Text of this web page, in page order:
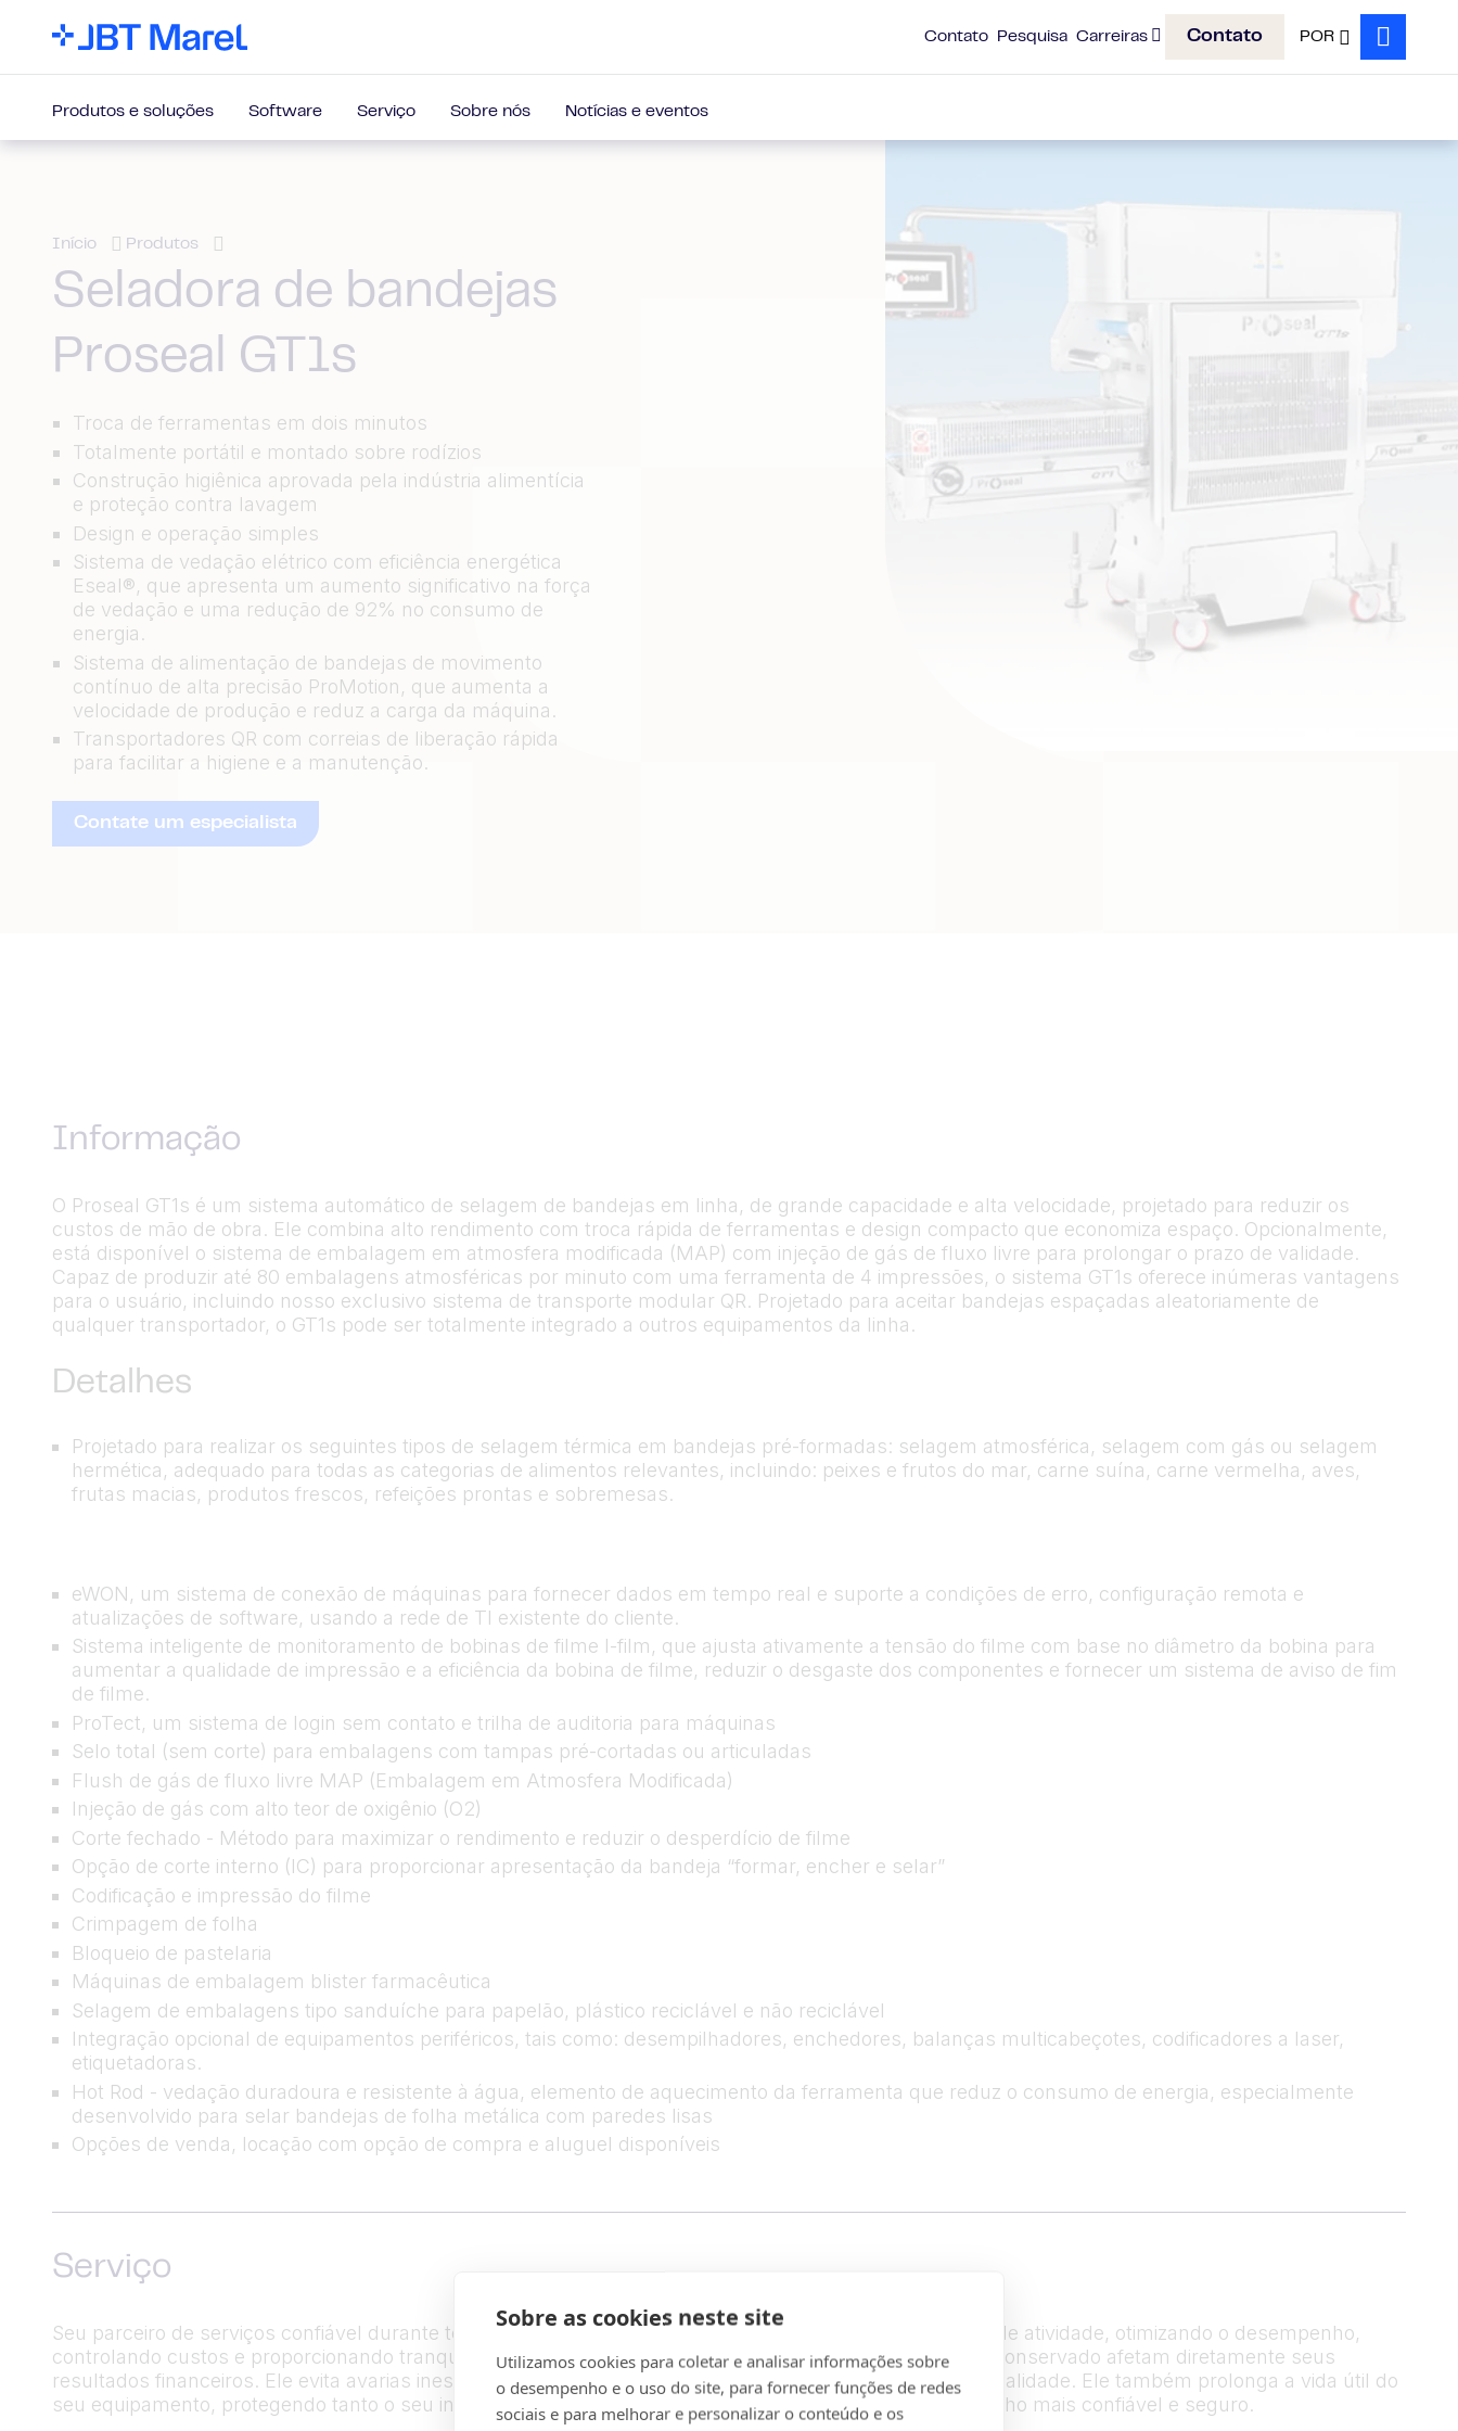
Sobre as cookies neste site
Utilizamos cookies para coletar e analisar informações sobre
o desempenho e o uso do site, para fornecer funções de redes
sociais e para melhorar e personalizar o conteúdo e os
Contato Pesquisa Carreiras Contato POR
Search
Produtos e soluções Software Serviço Sobre nós Notícias e eventos
Início Produtos
Seladora de bandejas
Proseal GT1s
Troca de ferramentas em dois minutos
Totalmente portátil e montado sobre rodízios
Construção higiênica aprovada pela indústria alimentícia
e proteção contra lavagem
Design e operação simples
Sistema de vedação elétrico com eficiência energética
Eseal®, que apresenta um aumento significativo na força
de vedação e uma redução de 92% no consumo de
energia.
Sistema de alimentação de bandejas de movimento
contínuo de alta precisão ProMotion, que aumenta a
velocidade de produção e reduz a carga da máquina.
Transportadores QR com correias de liberação rápida
para facilitar a higiene e a manutenção.
Contate um especialista
Informação
O Proseal GT1s é um sistema automático de selagem de bandejas em linha, de grande capacidade e alta velocidade, projetado para reduzir os
custos de mão de obra. Ele combina alto rendimento com troca rápida de ferramentas e design compacto que economiza espaço. Opcionalmente,
está disponível o sistema de embalagem em atmosfera modificada (MAP) com injeção de gás de fluxo livre para prolongar o prazo de validade.
Capaz de produzir até 80 embalagens atmosféricas por minuto com uma ferramenta de 4 impressões, o sistema GT1s oferece inúmeras vantagens
para o usuário, incluindo nosso exclusivo sistema de transporte modular QR. Projetado para aceitar bandejas espaçadas aleatoriamente de
qualquer transportador, o GT1s pode ser totalmente integrado a outros equipamentos da linha.
Detalhes
Projetado para realizar os seguintes tipos de selagem térmica em bandejas pré-formadas: selagem atmosférica, selagem com gás ou selagem
hermética, adequado para todas as categorias de alimentos relevantes, incluindo: peixes e frutos do mar, carne suína, carne vermelha, aves,
frutas macias, produtos frescos, refeições prontas e sobremesas.
eWON, um sistema de conexão de máquinas para fornecer dados em tempo real e suporte a condições de erro, configuração remota e
atualizações de software, usando a rede de TI existente do cliente.
Sistema inteligente de monitoramento de bobinas de filme I-film, que ajusta ativamente a tensão do filme com base no diâmetro da bobina para
aumentar a qualidade de impressão e a eficiência da bobina de filme, reduzir o desgaste dos componentes e fornecer um sistema de aviso de fim
de filme.
ProTect, um sistema de login sem contato e trilha de auditoria para máquinas
Selo total (sem corte) para embalagens com tampas pré-cortadas ou articuladas
Flush de gás de fluxo livre MAP (Embalagem em Atmosfera Modificada)
Injeção de gás com alto teor de oxigênio (O2)
Corte fechado - Método para maximizar o rendimento e reduzir o desperdício de filme
Opção de corte interno (IC) para proporcionar apresentação da bandeja “formar, encher e selar”
Codificação e impressão do filme
Crimpagem de folha
Bloqueio de pastelaria
Máquinas de embalagem blister farmacêutica
Selagem de embalagens tipo sanduíche para papelão, plástico reciclável e não reciclável
Integração opcional de equipamentos periféricos, tais como: desempilhadores, enchedores, balanças multicabeçotes, codificadores a laser,
etiquetadoras.
Hot Rod - vedação duradoura e resistente à água, elemento de aquecimento da ferramenta que reduz o consumo de energia, especialmente
desenvolvido para selar bandejas de folha metálica com paredes lisas
Opções de venda, locação com opção de compra e aluguel disponíveis
Serviço
Seu parceiro de serviços confiável durante todo o ciclo de vida do equipamento - maximizando o tempo de atividade, otimizando o desempenho,
controlando custos e proporcionando tranquilidade duradoura. Os benefícios de um equipamento bem conservado afetam diretamente seus
resultados financeiros. Ele evita avarias inesperadas, permite o máximo desempenho e resultados de qualidade. Ele também prolonga a vida útil do
seu equipamento, protegendo tanto o seu investimento quanto a sua equipe com um ambiente de trabalho mais confiável e seguro.